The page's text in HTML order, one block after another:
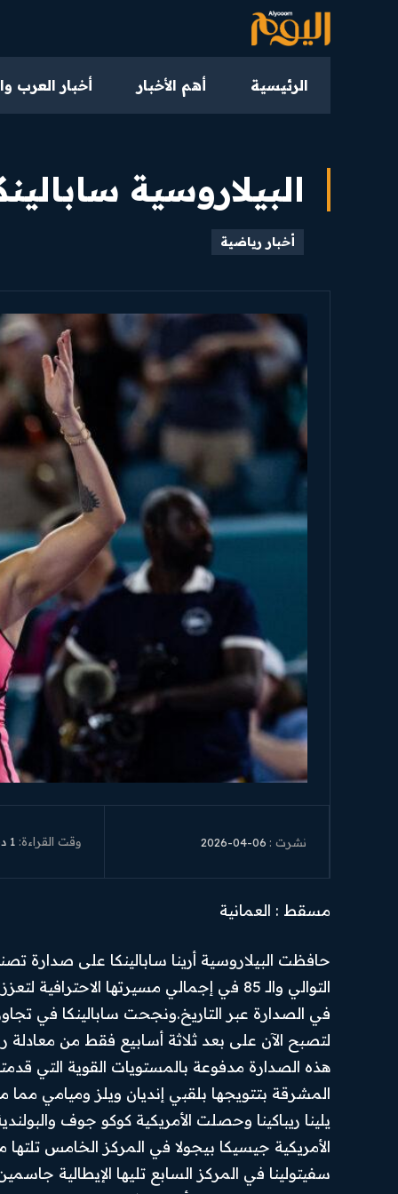
News
Hub
أهم الأخبار
الرئيسية أهم الأخبار أخبار العرب
البيلاروسية
أخبار رياضية
نشرت : 2026-04-06 وقت القراءة: 1
مسقط : العمانية
التوالي والـ 85 في إجمالي مسيرتها
لتصبح الآن على بعد ثلاثة أسابيع فقط من معادلة
هذه الصدارة مدفوعة بالمستويات القوية التي
يلينا ريباكينا وحصلت الأمريكية كوكو جوف
الأمريكية جيسيكا بيجولا في المركز الخامس تلتها
سفيتولينا في المركز السابع تليها الإيطالية